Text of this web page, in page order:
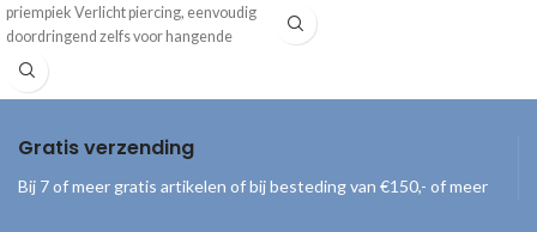
priempiek Verlicht piercing, eenvoudig
doordringend zelfs voor hangende
containers Leegt zonder residu
Bacterieel goed afgesloten Handige
Gratis verzending
Bij 7 of meer gratis artikelen of bij besteding van €150,- of meer